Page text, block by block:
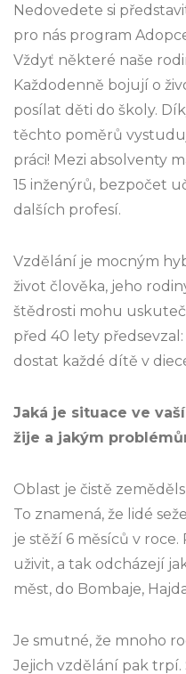
Nedovedete si
pro nás program
Vždyť některé naše
Každodenně bojují o
posílat děti do školy.
těchto poměrů
práci! Mezi absolventy
15 inženýrů, bezpočet
dalších profesí.
Vzdělání je mocným
život člověka, jeho
štědrosti mohu
před 40 lety
dostat každé dítě v
Jaká je situace ve
žije a jakým
Oblast je čistě
To znamená, že lidé
je stěží 6 měsíců v roce.
uživit, a tak odcházejí
měst, do Bombaje,
Je smutné, že mnoho
Jejich vzdělání pak trpí.